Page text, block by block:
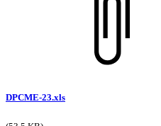
DPCME-23.xls